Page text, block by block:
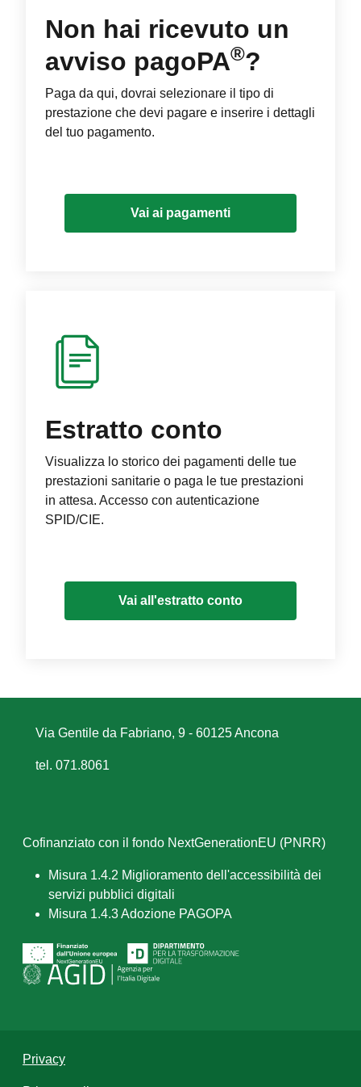
Non hai ricevuto un
avviso pagoPA®?
Paga da qui, dovrai selezionare il tipo di
prestazione che devi pagare e inserire i dettagli
del tuo pagamento.
Vai ai pagamenti
Estratto conto
Visualizza lo storico dei pagamenti delle tue
prestazioni sanitarie o paga le tue prestazioni
in attesa. Accesso con autenticazione
SPID/CIE.
Vai all'estratto conto
Via Gentile da Fabriano, 9 - 60125 Ancona
tel. 071.8061
Cofinanziato con il fondo NextGenerationEU (PNRR)
Misura 1.4.2 Miglioramento dell'accessibilità dei
servizi pubblici digitali
Misura 1.4.3 Adozione PAGOPA
Privacy